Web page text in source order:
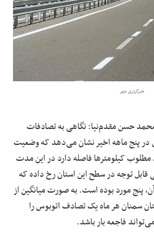
خبرگزاری مهر
حسن مقدم‌نیا: نگاهی به تصادفات
در پنج ماهه اخیر نشان می‌دهد که وضعیت
مطلوب کیلومترها فاصله دارد در این مدت
قابل توجه در سطح این استان رخ داده که
پنج مورد بوده است. به صورت میانگین از
راه‌های استان سمنان هر ماه یک تصادف اتوبوس را
فاجعه بار باشد.